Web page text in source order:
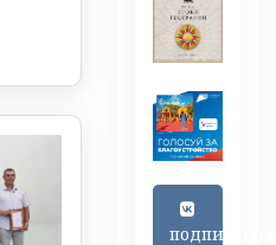
подписаться